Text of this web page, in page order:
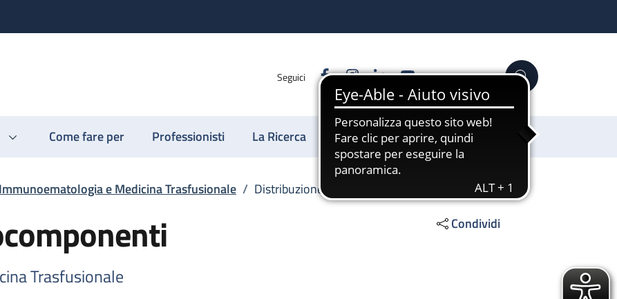
Seguici FacebookInstagram
LinkedinYouTube Cerca
Come fare per Professionisti La Ricerca Sostienici
e Medicina Trasfusionale / Distribuzione emocomponenti
Trasfusionale
Condividi